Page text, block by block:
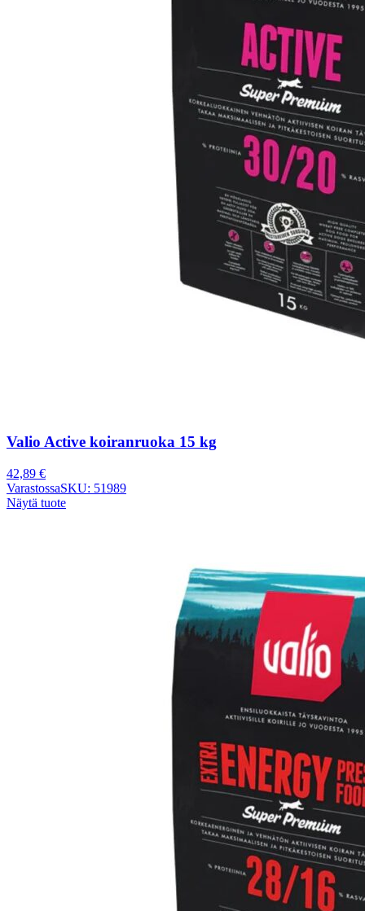
Valio Active koiranruoka 15 kg
42,89 €
VarastossaSKU: 51989
Näytä tuote